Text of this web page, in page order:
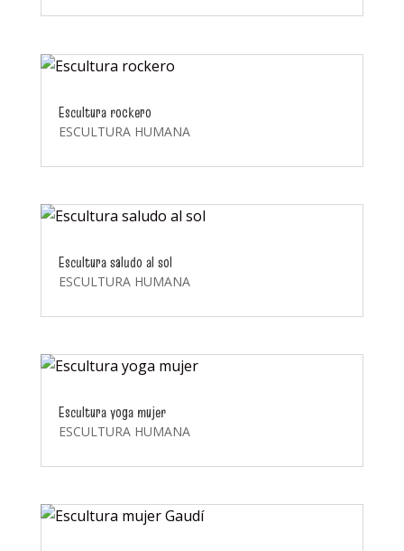
Escultura rockero
ESCULTURA HUMANA
Escultura saludo al sol
ESCULTURA HUMANA
Escultura yoga mujer
ESCULTURA HUMANA